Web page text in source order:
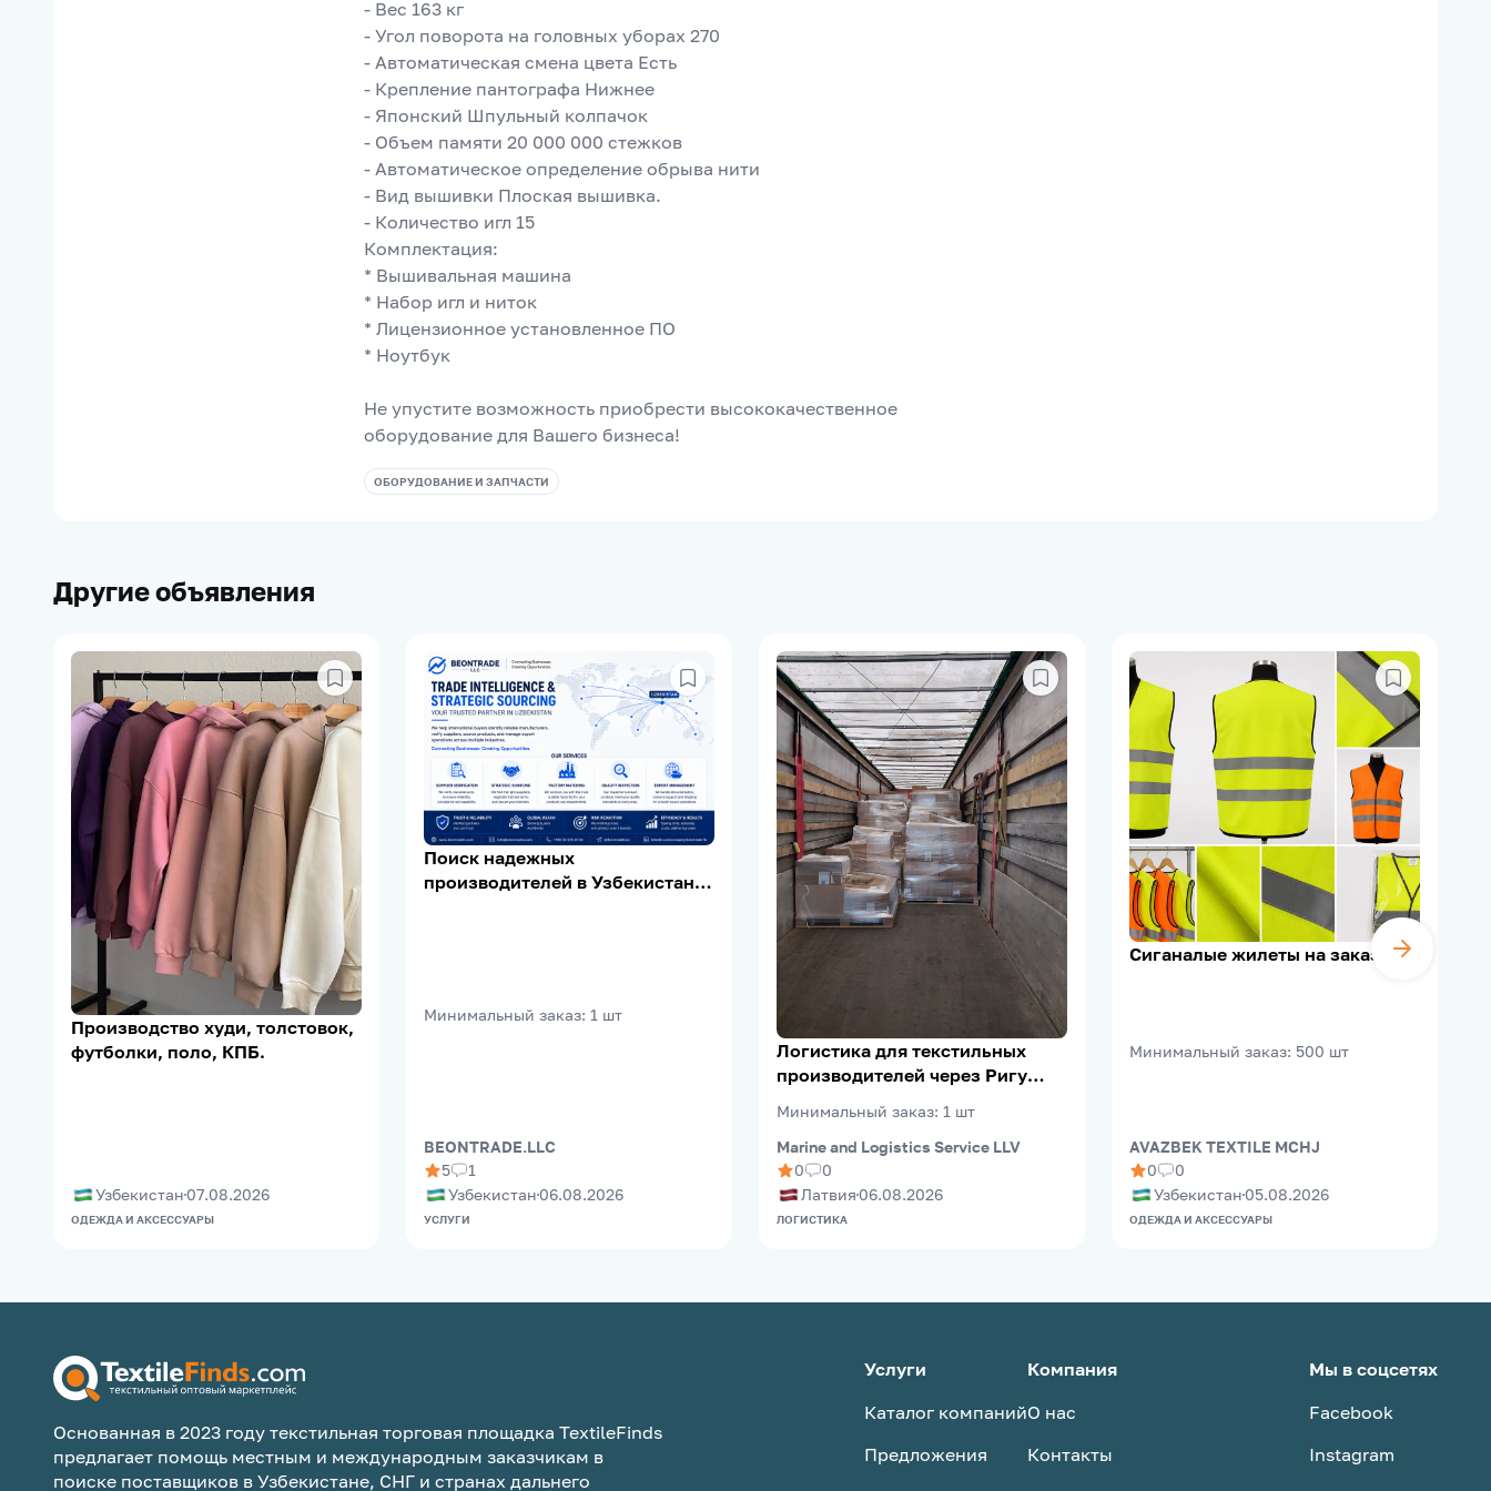
- Вес 163 кг
- Угол поворота на головных уборах 270
- Автоматическая смена цвета Есть
- Крепление пантографа Нижнее
- Японский Шпульный колпачок
- Объем памяти 20 000 000 стежков
- Автоматическое определение обрыва нити
- Вид вышивки Плоская вышивка.
- Количество игл 15
Комплектация:
* Вышивальная машина
* Набор игл и ниток
* Лицензионное установленное ПО
* Ноутбук
Не упустите возможность приобрести высококачественное
оборудование для Вашего бизнеса!
ОБОРУДОВАНИЕ И ЗАПЧАСТИ
Другие объявления
Производство худи, толстовок,
футболки, поло, КПБ.
Узбекистан 07.08.2026
ОДЕЖДА И АКСЕССУАРЫ
Поиск надежных
производителей в Узбекистане |
Минимальный заказ: 1 шт
BEONTRADE.LLC
5
1
Узбекистан 06.08.2026
УСЛУГИ
Логистика для текстильных
производителей через Ригу
Минимальный заказ: 1 шт
Marine and Logistics Service LLV
0
0
Латвия 06.08.2026
ЛОГИСТИКА
Сиганалые жилеты на заказ
Минимальный заказ: 500 шт
AVAZBEK TEXTILE MCHJ
0
0
Узбекистан 05.08.2026
ОДЕЖДА И АКСЕССУАРЫ
Основанная в 2023 году текстильная торговая площадка TextileFinds
предлагает помощь местным и международным заказчикам в
поиске поставщиков в Узбекистане, СНГ и странах дальнего
Услуги
Каталог компаний
Предложения
Компания
О нас
Контакты
Мы в соцсетях
Facebook
Instagram